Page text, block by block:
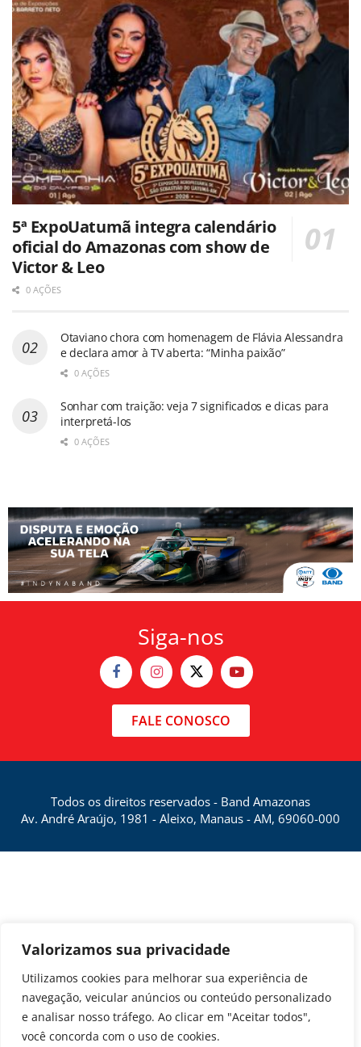
Valorizamos sua privacidade
Utilizamos cookies para melhorar sua experiência de
navegação, veicular anúncios ou conteúdo personalizado
e analisar nosso tráfego. Ao clicar em "Aceitar todos",
você concorda com o uso de cookies.
5ª ExpoUatumã integra calendário
oficial do Amazonas com show de
Victor & Leo
0 AÇÕES
Otaviano chora com homenagem de Flávia Alessandra
e declara amor à TV aberta: “Minha paixão”
0 AÇÕES
Sonhar com traição: veja 7 significados e dicas para
interpretá-los
0 AÇÕES
Siga-nos
FALE CONOSCO
Todos os direitos reservados - Band Amazonas
Av. André Araújo, 1981 - Aleixo, Manaus - AM, 69060-000